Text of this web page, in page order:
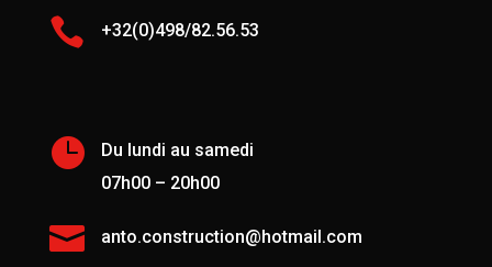
 +32(0)498/82.56.53

Du lundi au samedi
07h00 – 20h00
 anto.construction@hotmail.com